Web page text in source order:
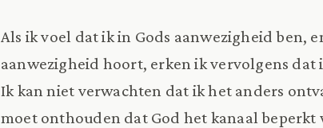
Als ik voel dat ik in Gods aanwezigheid ben,
aanwezigheid hoort, erken ik vervolgens dat
Ik kan niet verwachten dat ik het anders
moet onthouden dat God het kanaal